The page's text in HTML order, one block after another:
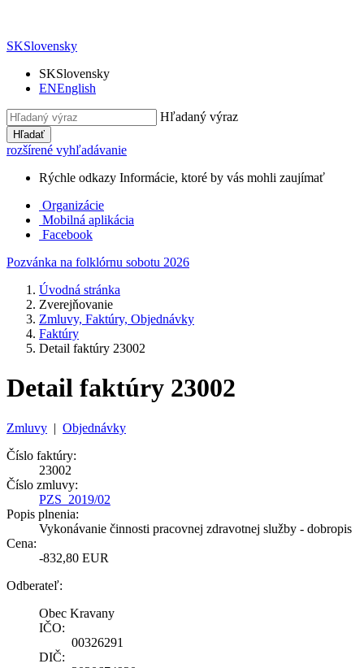
SKSlovensky
SKSlovensky
ENEnglish
Hľadaný výraz
Hľadať
rozšírené vyhľadávanie
Rýchle odkazy Informácie, ktoré by vás mohli zaujímať
Organizácie
Mobilná aplikácia
Facebook
Pozvánka na folklórnu sobotu 2026
Úvodná stránka
Zverejňovanie
Zmluvy, Faktúry, Objednávky
Faktúry
Detail faktúry 23002
Detail faktúry 23002
Zmluvy | Objednávky
Číslo faktúry:
23002
Číslo zmluvy:
PZS_2019/02
Popis plnenia:
Vykonávanie činnosti pracovnej zdravotnej služby - dobropis
Cena:
-832,80 EUR
Odberateľ:
Obec Kravany
IČO:
00326291
DIČ: